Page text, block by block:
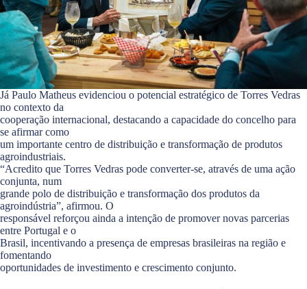
Já Paulo Matheus evidenciou o potencial estratégico de Torres Vedras
no contexto da
cooperação internacional, destacando a capacidade do concelho para
se afirmar como
um importante centro de distribuição e transformação de produtos
agroindustriais.
“Acredito que Torres Vedras pode converter-se, através de uma ação
conjunta, num
grande polo de distribuição e transformação dos produtos da
agroindústria”, afirmou. O
responsável reforçou ainda a intenção de promover novas parcerias
entre Portugal e o
Brasil, incentivando a presença de empresas brasileiras na região e
fomentando
oportunidades de investimento e crescimento conjunto.